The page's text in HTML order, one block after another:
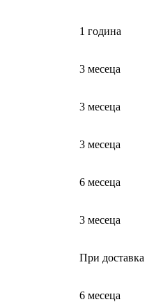
1 година
3 месеца
3 месеца
3 месеца
6 месеца
3 месеца
При доставка
6 месеца